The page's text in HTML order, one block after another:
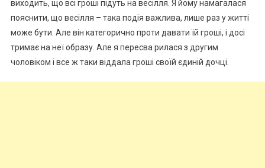
виходить, що всі гроші підуть на весілля. Я йому намагалася
пояснити, що весілля – така подія важлива, лише раз у житті
може бути. Але він категорично проти давати їй гроші, і досі
тримає на неї образу. Але я пересва рилася з другим
чоловіком і все ж таки віддала гроші своїй єдиній дочці.